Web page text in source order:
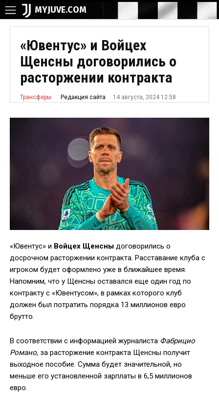
MYJUVE.COM
«Ювентус» и Войцех
Щенсны договорились о
расторжении контракта
Трансферы Редакция сайта 14 августа, 2024 12:58
«Ювентус» и Войцех Щенсны договорились о
досрочном расторжении контракта. Расставание клуба с
игроком будет оформлено уже в ближайшее время.
Напомним, что у Щенсны оставался еще один год по
контракту с «Ювентусом», в рамках которого клуб
должен был потратить порядка 13 миллионов евро
брутто.
В соответствии с информацией журналиста Фабрицио
Романо, за расторжение контракта Щенсны получит
выходное пособие. Сумма будет значительной, но
меньше его установленной зарплаты в 6,5 миллионов
евро.